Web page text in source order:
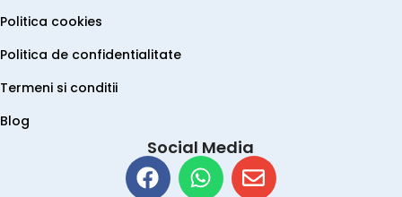
Politica cookies
Politica de confidentialitate
Termeni si conditii
Blog
Social Media